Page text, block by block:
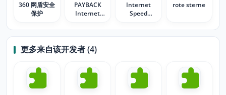
360 网盾安全
保护
PAYBACK
Internet
(PIA)
Internet
Speed
rote sterne
更多来自该开发者 (4)